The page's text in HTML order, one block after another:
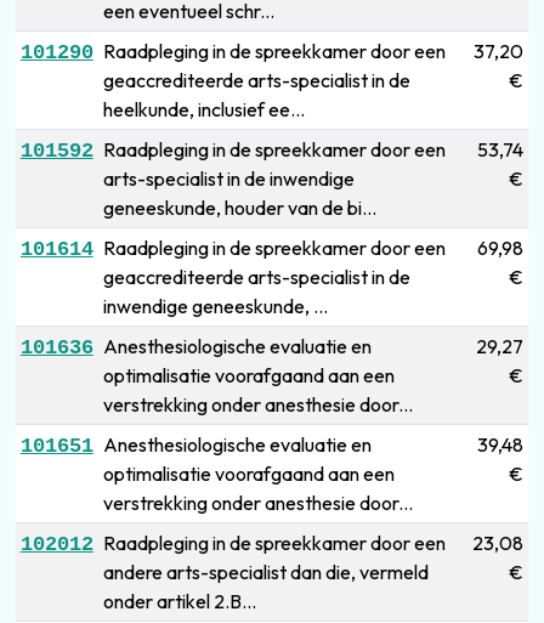
een eventueel schr...
101290 Raadpleging in de spreekkamer door een
geaccrediteerde arts-specialist in de
heelkunde, inclusief ee...
37,20
€
101592 Raadpleging in de spreekkamer door een
arts-specialist in de inwendige
geneeskunde, houder van de bi...
53,74
€
101614 Raadpleging in de spreekkamer door een
geaccrediteerde arts-specialist in de
inwendige geneeskunde, ...
69,98
€
101636 Anesthesiologische evaluatie en
optimalisatie voorafgaand aan een
verstrekking onder anesthesie door...
29,27
€
101651 Anesthesiologische evaluatie en
optimalisatie voorafgaand aan een
verstrekking onder anesthesie door...
39,48
€
102012 Raadpleging in de spreekkamer door een
andere arts-specialist dan die, vermeld
onder artikel 2.B...
23,08
€